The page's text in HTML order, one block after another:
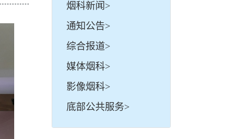
烟科新闻>
通知公告>
综合报道>
媒体烟科>
影像烟科>
底部公共服务>